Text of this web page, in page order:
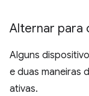
Alternar para
Alguns
e duas maneiras
ativas.